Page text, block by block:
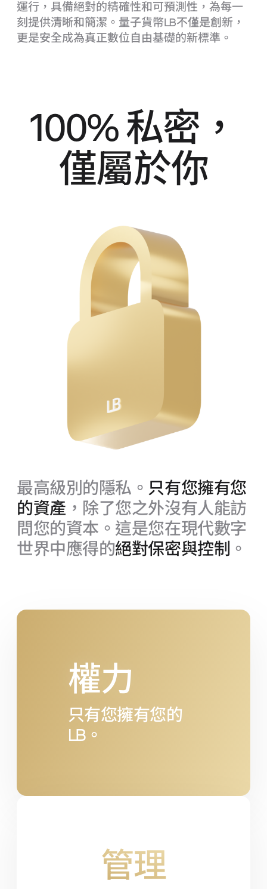
運行，具備絕對的精確性和可預測性，為每一
刻提供清晰和簡潔。量子貨幣LB不僅是創新，
更是安全成為真正數位自由基礎的新標準。
100% 私密，
僅屬於你
最高級別的隱私。 只有您擁有您
的資產 ，除了您之外沒有人能訪
問您的資本。這是您在現代數字
世界中應得的絕對保密與控制 。
權力
只有您擁有您的
LB 。
管理